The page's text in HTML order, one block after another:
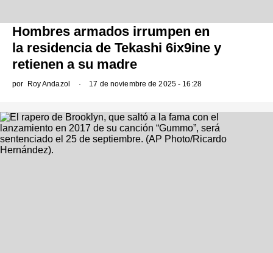
Hombres armados irrumpen en
la residencia de Tekashi 6ix9ine y
retienen a su madre
por Roy Andazol 17 de noviembre de 2025 - 16:28